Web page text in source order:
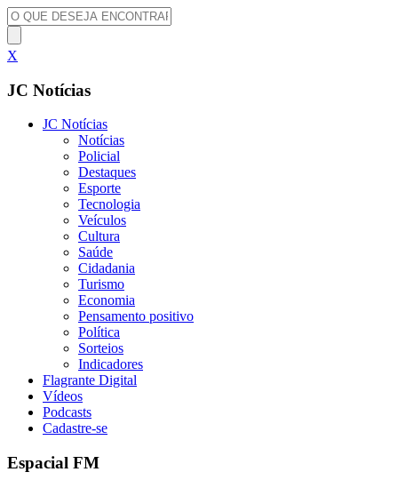
X
JC Notícias
JC Notícias
Notícias
Policial
Destaques
Esporte
Tecnologia
Veículos
Cultura
Saúde
Cidadania
Turismo
Economia
Pensamento positivo
Política
Sorteios
Indicadores
Flagrante Digital
Vídeos
Podcasts
Cadastre-se
Espacial FM